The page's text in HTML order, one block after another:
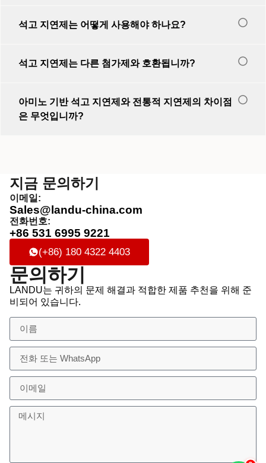
석고 지연제는 어떻게 사용해야 하나요?
석고 지연제는 다른 첨가제와 호환됩니까?
아미노 기반 석고 지연제와 전통적 지연제의 차이점
은 무엇입니까?
지금 문의하기
이메일:
Sales@landu-china.com
전화번호:
+86 531 6995 9221
(+86) 180 4322 4403
문의하기
LANDU는 귀하의 문제 해결과 적합한 제품 추천을 위해 준
비되어 있습니다.